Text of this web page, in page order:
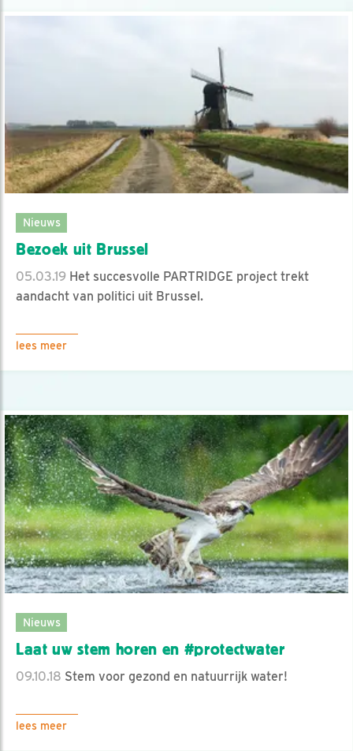
Nieuws
Bezoek uit Brussel
05.03.19 Het succesvolle PARTRIDGE project trekt
aandacht van politici uit Brussel.
lees meer
Nieuws
Laat uw stem horen en #protectwater
09.10.18 Stem voor gezond en natuurrijk water!
lees meer